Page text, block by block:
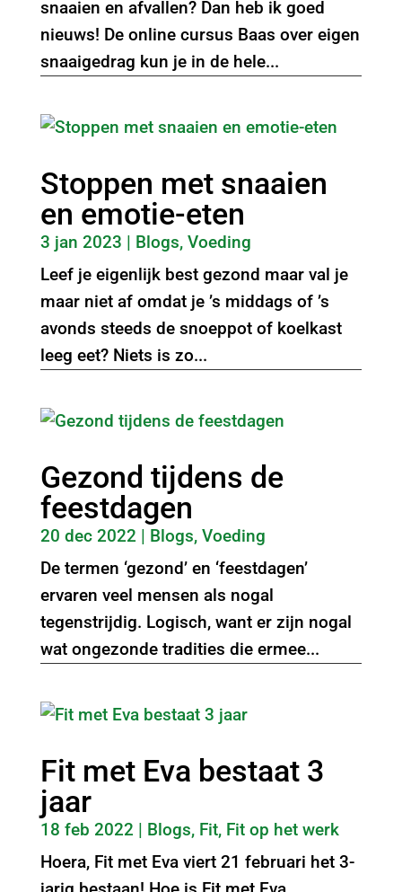
snaaien en afvallen? Dan heb ik goed
nieuws! De online cursus Baas over eigen
snaaigedrag kun je in de hele...
Stoppen met snaaien
en emotie-eten
3 jan 2023 | Blogs, Voeding
Leef je eigenlijk best gezond maar val je
maar niet af omdat je ’s middags of ’s
avonds steeds de snoeppot of koelkast
leeg eet? Niets is zo...
Gezond tijdens de
feestdagen
20 dec 2022 | Blogs, Voeding
De termen ‘gezond’ en ‘feestdagen’
ervaren veel mensen als nogal
tegenstrijdig. Logisch, want er zijn nogal
wat ongezonde tradities die ermee...
Fit met Eva bestaat 3
jaar
18 feb 2022 | Blogs, Fit, Fit op het werk
Hoera, Fit met Eva viert 21 februari het 3-